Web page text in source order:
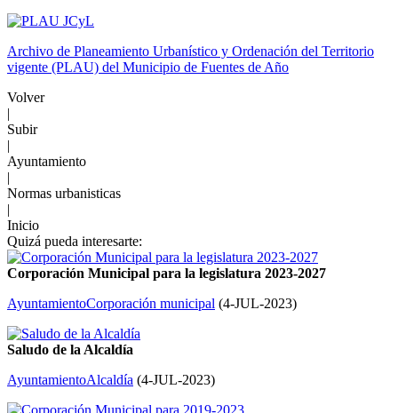
Archivo de Planeamiento Urbanístico y Ordenación del Territorio
vigente (PLAU) del Municipio de Fuentes de Año
Volver
|
Subir
|
Ayuntamiento
|
Normas urbanisticas
|
Inicio
Quizá pueda interesarte:
Corporación Municipal para la legislatura 2023-2027
AyuntamientoCorporación municipal (4-JUL-2023)
Saludo de la Alcaldía
AyuntamientoAlcaldía (4-JUL-2023)